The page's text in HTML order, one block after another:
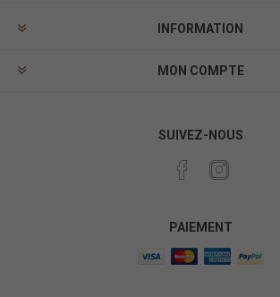
INFORMATION
MON COMPTE
SUIVEZ-NOUS
PAIEMENT